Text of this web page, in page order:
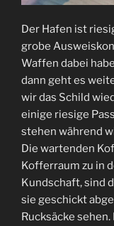
Der Hafen ist
grobe
Waffen dabei
dann geht es
wir das Schild
einige riesige
stehen während
Die wartenden
Kofferraum zu in
Kundschaft, sind
sie geschickt
Rucksäcke